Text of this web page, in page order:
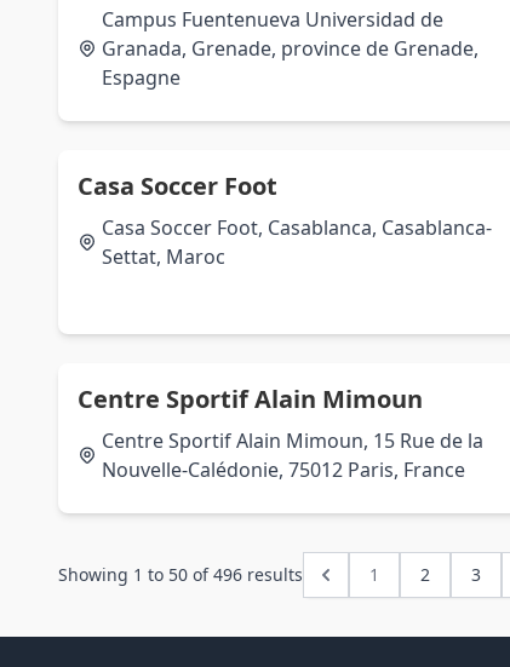
Campus Fuentenueva Universidad de
Granada, Grenade, province de Grenade,
Espagne
Casa Soccer Foot
Casa Soccer Foot, Casablanca, Casablanca-
Settat, Maroc
Centre Sportif Alain Mimoun
Centre Sportif Alain Mimoun, 15 Rue de la
Nouvelle-Calédonie, 75012 Paris, France
Showing 1 to 50 of496 results 1 2 3